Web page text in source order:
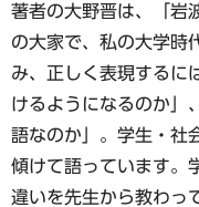
著者の大野晋は、「岩
の大家で、私の大学時
み、正しく表現するに
けるようになるのか」
語なのか」。学生・社
傾けて語っています。
違いを先生から教わっ